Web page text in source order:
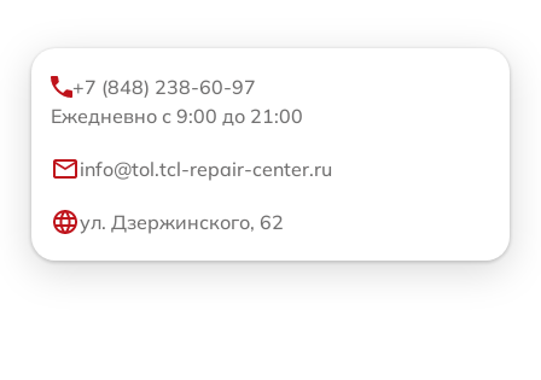
+7 (848) 238-60-97
Ежедневно с 9:00 до 21:00
info@tol.tcl-repair-center.ru
ул. Дзержинского, 62